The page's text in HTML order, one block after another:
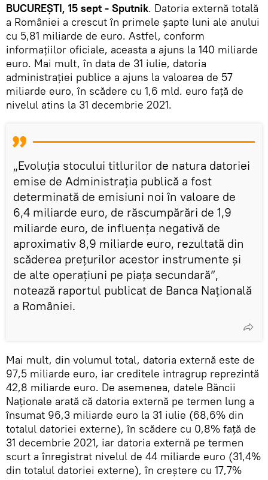
BUCUREȘTI, 15 sept - Sputnik. Datoria externă totală
a României a crescut în primele şapte luni ale anului
cu 5,81 miliarde de euro. Astfel, conform
informațiilor oficiale, aceasta a ajuns la 140 miliarde
euro. Mai mult, în data de 31 iulie, datoria
administrației publice a ajuns la valoarea de 57
miliarde euro, în scădere cu 1,6 mld. euro faţă de
nivelul atins la 31 decembrie 2021.
„Evoluţia stocului titlurilor de natura datoriei
emise de Administraţia publică a fost
determinată de emisiuni noi în valoare de
6,4 miliarde euro, de răscumpărări de 1,9
miliarde euro, de influenţa negativă de
aproximativ 8,9 miliarde euro, rezultată din
scăderea preţurilor acestor instrumente şi
de alte operaţiuni pe piaţa secundară”,
notează raportul publicat de Banca Națională
a României.
Mai mult, din volumul total, datoria externă este de
97,5 miliarde euro, iar creditele intragrup reprezintă
42,8 miliarde euro. De asemenea, datele Băncii
Naționale arată că datoria externă pe termen lung a
însumat 96,3 miliarde euro la 31 iulie (68,6% din
totalul datoriei externe), în scădere cu 0,8% faţă de
31 decembrie 2021, iar datoria externă pe termen
scurt a înregistrat nivelul de 44 miliarde euro (31,4%
din totalul datoriei externe), în creştere cu 17,7%